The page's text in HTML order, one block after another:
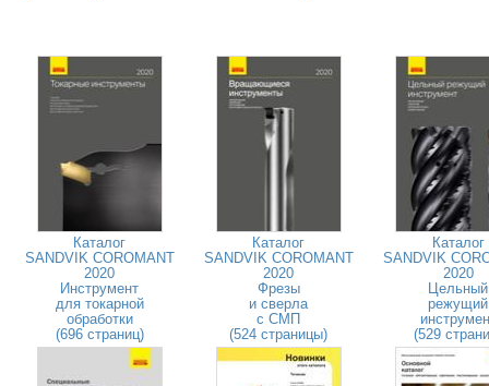
Каталог
SANDVIK COROMANT
2020
Инструмент
для токарной
обработки
(696 страниц)
Каталог
SANDVIK COROMANT
2020
Фрезы
и сверла
с СМП
(524 страницы)
Каталог
SANDVIK
2020
Цельный
режущий
(529